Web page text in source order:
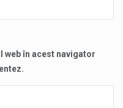
web în acest navigator